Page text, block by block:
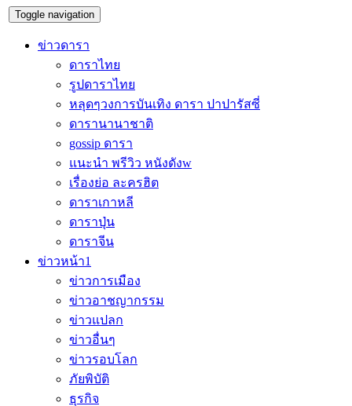
Toggle navigation
ข่าวดารา
ดาราไทย
รูปดาราไทย
หลุดๆวงการบันเทิง ดารา ปาปารัสซี่
ดารานานาชาติ
gossip ดารา
แนะนำ พรีวิว หนังดังw
เรื่องย่อ ละครฮิต
ดาราเกาหลี
ดาราปุ่น
ดาราจีน
ข่าวหน้า1
ข่าวการเมือง
ข่าวอาชญากรรม
ข่าวแปลก
ข่าวอื่นๆ
ข่าวรอบโลก
ภัยพิบัติ
ธุรกิจ